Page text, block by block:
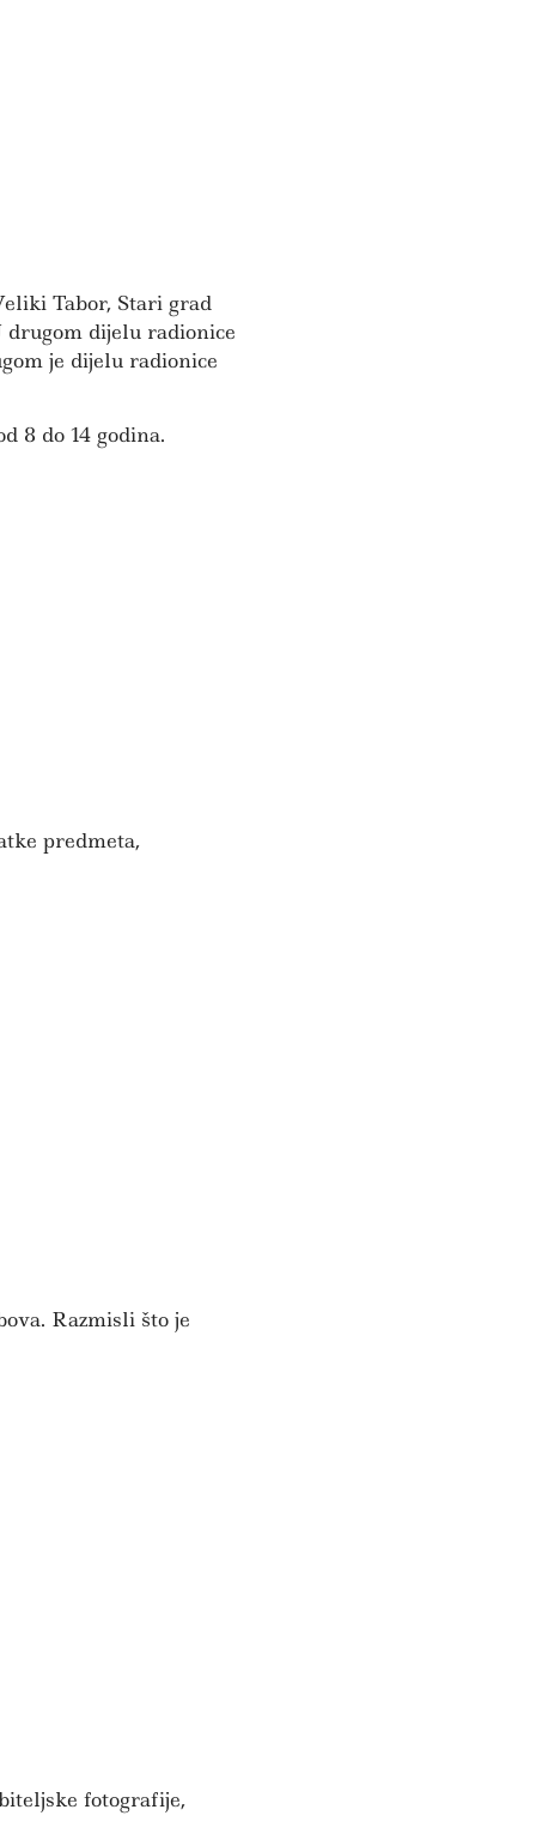
Tabor, Stari grad
drugom dijelu radionice
je dijelu radionice
8 do 14 godina.
predmeta,
Razmisli što je
fotografije,